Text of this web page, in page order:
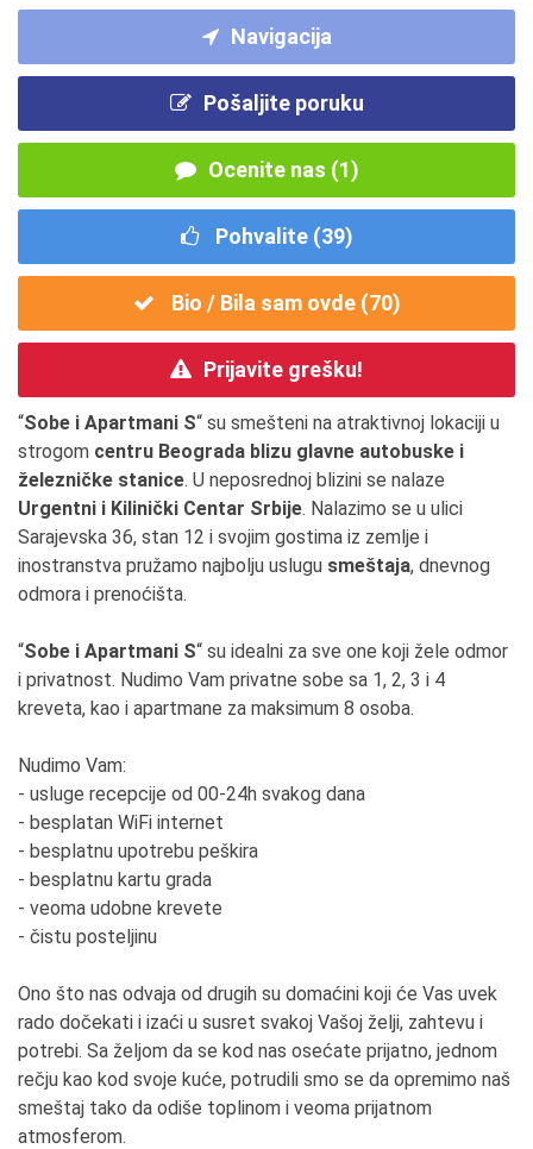
Navigacija
Pošaljite poruku
Ocenite nas (1)
Pohvalite (39)
Bio / Bila sam ovde (70)
Prijavite grešku!
“Sobe i Apartmani S“ su smešteni na atraktivnoj lokaciji u
strogom centru Beograda blizu glavne autobuske i
železničke stanice. U neposrednoj blizini se nalaze
Urgentni i Kilinički Centar Srbije. Nalazimo se u ulici
Sarajevska 36, stan 12 i svojim gostima iz zemlje i
inostranstva pružamo najbolju uslugu smeštaja, dnevnog
odmora i prenoćišta.
“Sobe i Apartmani S“ su idealni za sve one koji žele odmor
i privatnost. Nudimo Vam privatne sobe sa 1, 2, 3 i 4
kreveta, kao i apartmane za maksimum 8 osoba.
Nudimo Vam:
- usluge recepcije od 00-24h svakog dana
- besplatan WiFi internet
- besplatnu upotrebu peškira
- besplatnu kartu grada
- veoma udobne krevete
- čistu posteljinu
Ono što nas odvaja od drugih su domaćini koji će Vas uvek
rado dočekati i izaći u susret svakoj Vašoj želji, zahtevu i
potrebi. Sa željom da se kod nas osećate prijatno, jednom
rečju kao kod svoje kuće, potrudili smo se da opremimo naš
smeštaj tako da odiše toplinom i veoma prijatnom
atmosferom.